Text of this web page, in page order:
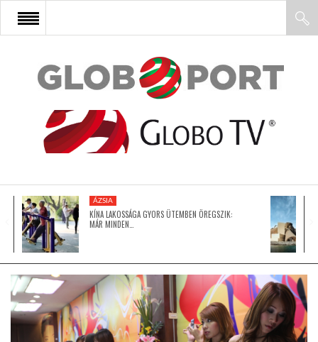
FŐOLDAL
AFRIKA
ÁZSIA
LATIN-AMERIKA
ÁZSIA
KÍNA LAKOSSÁGA GYORS ÜTEMBEN ÖREGSZIK:
MÁR MINDEN…